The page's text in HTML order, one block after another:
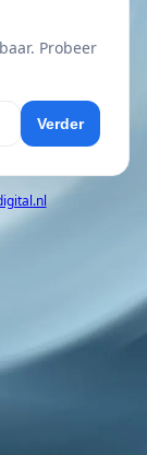
Probeer
Verder